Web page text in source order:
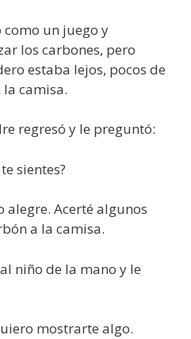
un juego y
los carbones, pero
estaba lejos, pocos de
camisa.
regresó y le preguntó:
sientes?
alegre. Acerté algunos
a la camisa.
niño de la mano y le
mostrarte algo.